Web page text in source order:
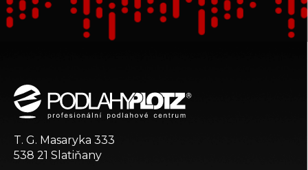
T. G. Masaryka 333
538 21 Slatiňany